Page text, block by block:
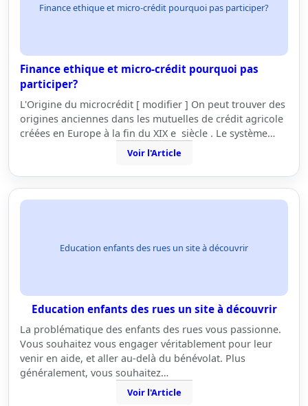
Finance ethique et micro-crédit pourquoi pas participer?
Finance ethique et micro-crédit pourquoi pas
participer?
L'Origine du microcrédit [ modifier ] On peut trouver des
origines anciennes dans les mutuelles de crédit agricole
créées en Europe à la fin du XIX e siècle . Le système…
Voir l'Article
Education enfants des rues un site à découvrir
Education enfants des rues un site à découvrir
La problématique des enfants des rues vous passionne.
Vous souhaitez vous engager véritablement pour leur
venir en aide, et aller au-delà du bénévolat. Plus
généralement, vous souhaitez…
Voir l'Article